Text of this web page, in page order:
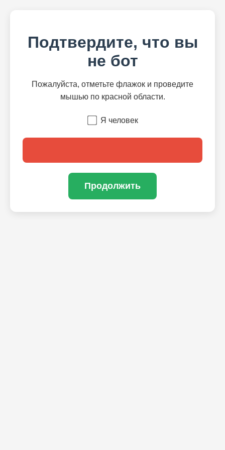
Подтвердите, что вы
не бот
Пожалуйста, отметьте флажок и проведите
мышью по красной области.
Я человек
Продолжить